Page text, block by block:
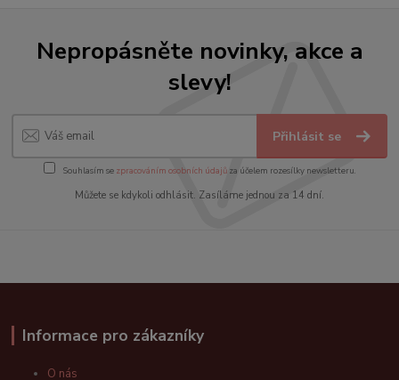
Nepropásněte novinky, akce a
slevy!
Přihlásit se
Souhlasím se zpracováním osobních údajůza účelem rozesílky newsletteru.
Můžete se kdykoli odhlásit. Zasíláme jednou za 14 dní.
Informace pro zákazníky
O nás